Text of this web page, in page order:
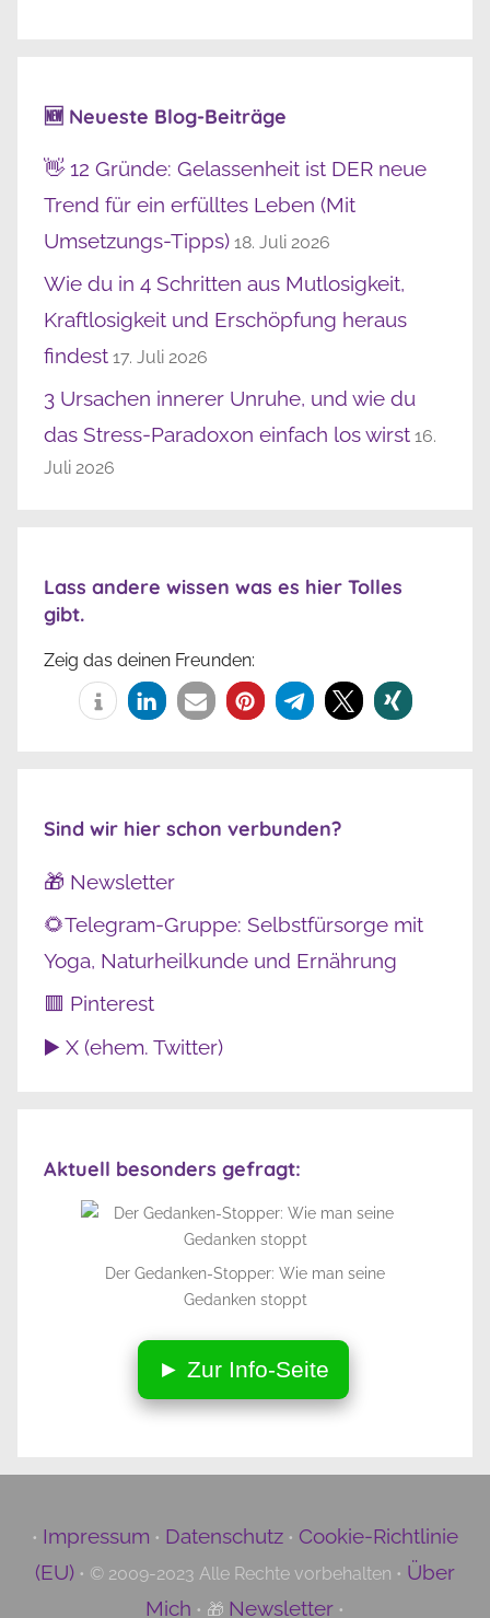
🆕 Neueste Blog-Beiträge
👋 12 Gründe: Gelassenheit ist DER neue
Trend für ein erfülltes Leben (Mit
Umsetzungs-Tipps) 18. Juli 2026
Wie du in 4 Schritten aus Mutlosigkeit,
Kraftlosigkeit und Erschöpfung heraus
findest 17. Juli 2026
3 Ursachen innerer Unruhe, und wie du
das Stress-Paradoxon einfach los wirst 16.
Juli 2026
Lass andere wissen was es hier Tolles
gibt.
Zeig das deinen Freunden:
Sind wir hier schon verbunden?
🎁 Newsletter
🌻Telegram-Gruppe: Selbstfürsorge mit
Yoga, Naturheilkunde und Ernährung
🟥 Pinterest
▶️ X (ehem. Twitter)
Aktuell besonders gefragt:
Der Gedanken-Stopper: Wie man seine
Gedanken stoppt
► Zur Info-Seite
• Impressum • Datenschutz • Cookie-Richtlinie
(EU) • © 2009-2023 Alle Rechte vorbehalten • Über
Mich • 🎁 Newsletter •